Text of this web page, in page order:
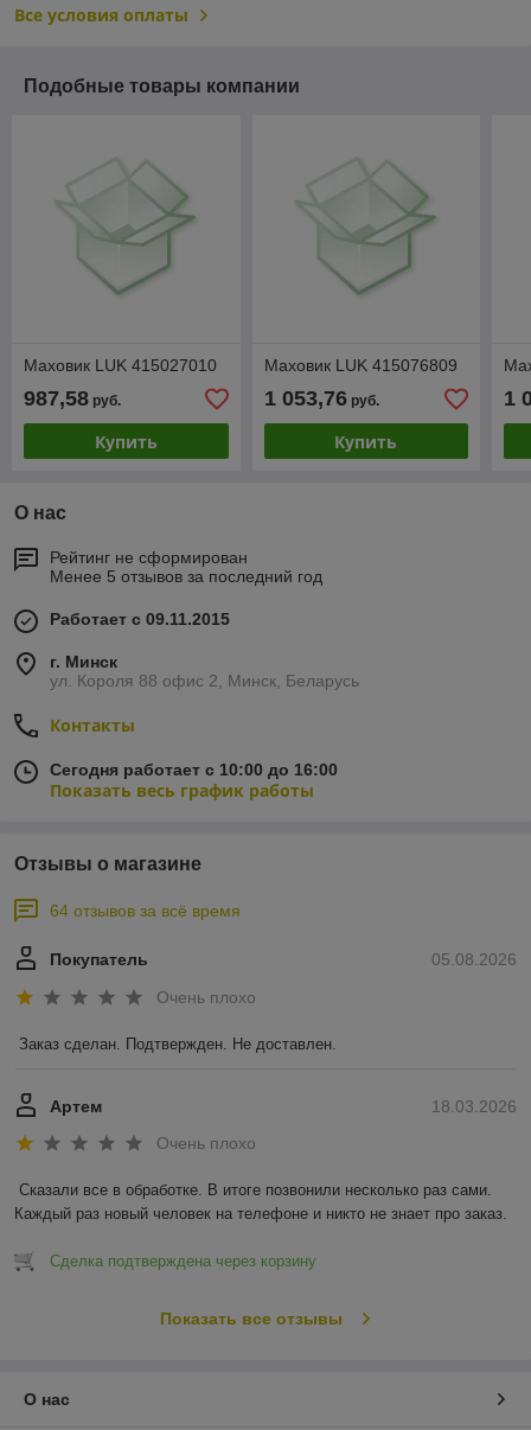
Все условия оплаты
Подобные товары компании
Маховик LUK 415027010
987,58 руб.
Купить
Маховик LUK 415076809
1 053,76руб.
Купить
1
О нас
Рейтинг не сформирован
Менее 5 отзывов за последний год
Работает с 09.11.2015
г. Минск
ул. Короля 88 офис 2, Минск, Беларусь
Контакты
Сегодня работает с 10:00 до 16:00
Показать весь график работы
Отзывы о магазине
64 отзывов за всё время
05.08.2026
Покупатель
Очень плохо
Заказ сделан. Подтвержден. Не доставлен.
18.03.2026
Артем
Очень плохо
Сказали все в обработке. В итоге позвонили несколько раз сами.
Каждый раз новый человек на телефоне и никто не знает про заказ.
Сделка подтверждена через корзину
Показать все отзывы
О нас